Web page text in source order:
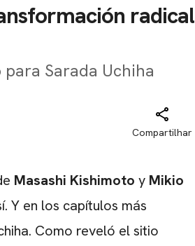
radical
Sarada Uchiha
Compartilhar
Masashi Kishimoto y Mikio
Y en los capítulos más
Como reveló el sitio